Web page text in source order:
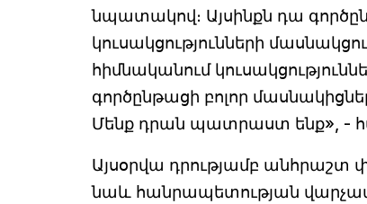
նպատակով։ Այսինքն դա
կուսակցությունների
հիմնականում
գործընթացի բոլոր
Մենք դրան պատրաստ ենք», -
Այսօրվա դրությամբ
նաև հանրապետության